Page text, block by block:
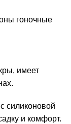
гоночные
имеет
силиконовой
и комфорт.